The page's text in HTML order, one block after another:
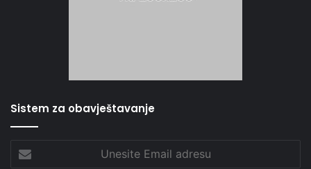
Sistem za obavještavanje
Email